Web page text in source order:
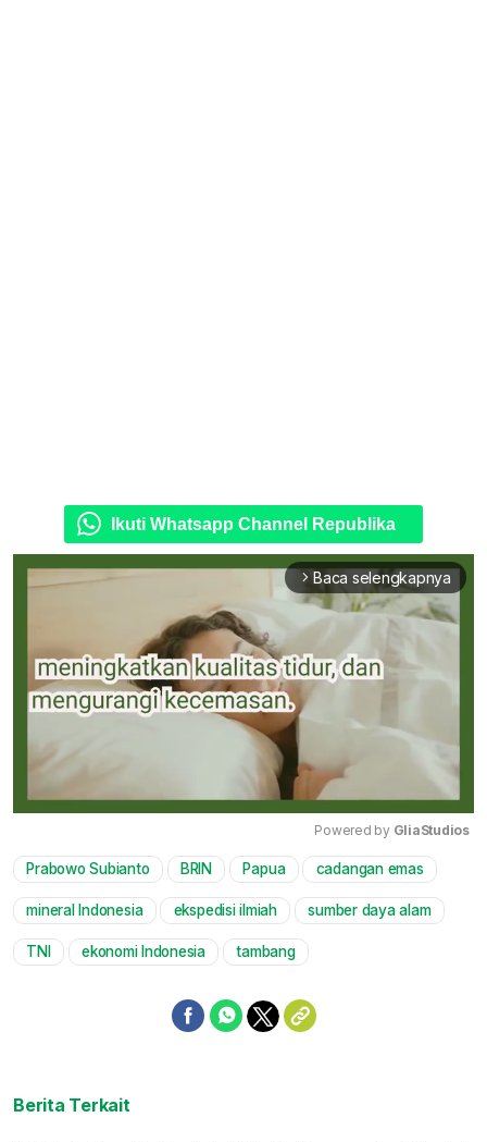
Ikuti Whatsapp Channel Republika
arrow_forward_ios Baca selengkapnya
Mute
Powered by GliaStudios
Prabowo Subianto BRIN Papua cadangan emas
mineral Indonesia ekspedisi ilmiah sumber daya alam
TNI ekonomi Indonesia tambang
Berita Terkait